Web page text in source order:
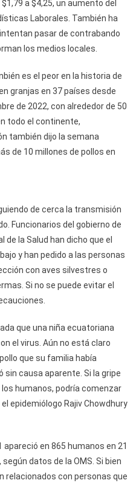
a $4,25, un aumento del
Laborales. También ha
pasar de contrabando
los medios locales.
es el peor en la historia de
granjas en 37 países desde
de 2022, con alrededor de 50
todo el continente,
también dijo la semana
de 10 millones de pollos en
de cerca la transmisión
Funcionarios del gobierno de
de la Salud han dicho que el
y han pedido a las personas
con aves silvestres o
Si no se puede evitar el
que una niña ecuatoriana
el virus. Aún no está claro
que su familia había
causa aparente. Si la gripe
humanos, podría comenzar
epidemiólogo Rajiv Chowdhury
apareció en 865 humanos en 21
datos de la OMS. Si bien
relacionados con personas que